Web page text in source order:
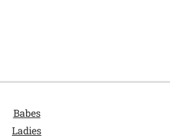
Babes
Ladies